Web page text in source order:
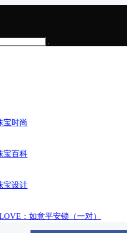
宝时尚
宝百科
宝设计
：如意平安锁（一对）